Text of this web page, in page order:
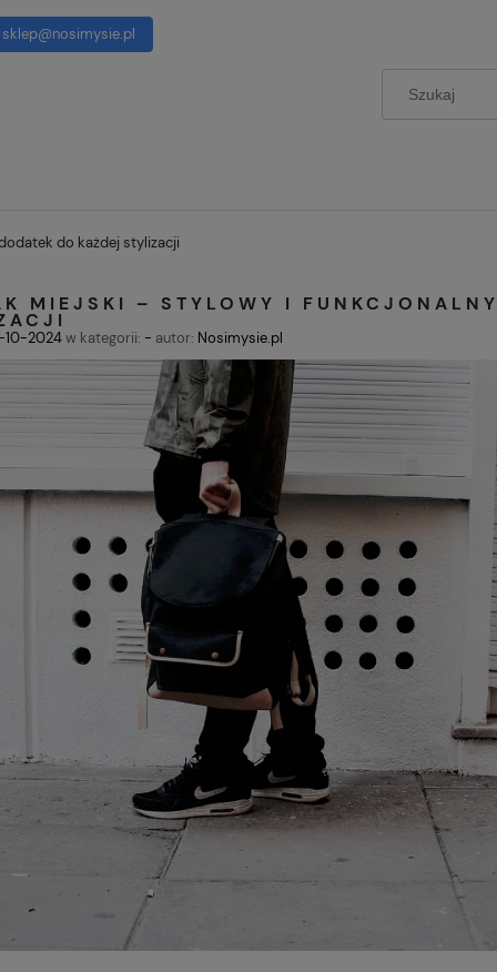
sklep@nosimysie.pl
do każdej stylizacji
MIEJSKI – STYLOWY I
10-2024w kategorii: - autor: Nosimysie.pl